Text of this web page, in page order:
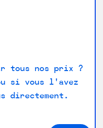
tous nos prix ?
si vous l'avez
directement.